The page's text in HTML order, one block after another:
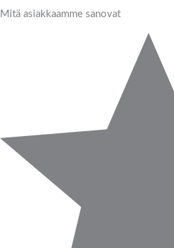
Mitä asiakkaamme sanovat